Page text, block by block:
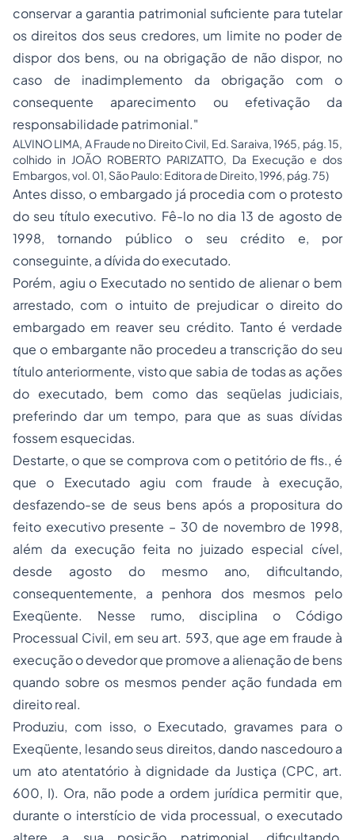
conservar a garantia patrimonial suficiente para tutelar
os direitos dos seus credores, um limite no poder de
dispor dos bens, ou na obrigação de não dispor, no
caso de inadimplemento da obrigação com o
consequente aparecimento ou efetivação da
responsabilidade patrimonial."
ALVINO LIMA, A Fraude no Direito Civil, Ed. Saraiva, 1965, pág. 15,
colhido in JOÃO ROBERTO PARIZATTO, Da Execução e dos
Embargos, vol. 01, São Paulo: Editora de Direito, 1996, pág. 75)
Antes disso, o embargado já procedia com o protesto
do seu título executivo. Fê-lo no dia 13 de agosto de
1998, tornando público o seu crédito e, por
conseguinte, a dívida do executado.
Porém, agiu o Executado no sentido de alienar o bem
arrestado, com o intuito de prejudicar o direito do
embargado em reaver seu crédito. Tanto é verdade
que o embargante não procedeu a transcrição do seu
título anteriormente, visto que sabia de todas as ações
do executado, bem como das seqüelas judiciais,
preferindo dar um tempo, para que as suas dívidas
fossem esquecidas.
Destarte, o que se comprova com o petitório de fls., é
que o Executado agiu com fraude à execução,
desfazendo-se de seus bens após a propositura do
feito executivo presente – 30 de novembro de 1998,
além da execução feita no juizado especial cível,
desde agosto do mesmo ano, dificultando,
consequentemente, a penhora dos mesmos pelo
Exeqüente. Nesse rumo, disciplina o Código
Processual Civil, em seu art. 593, que age em fraude à
execução o devedor que promove a alienação de bens
quando sobre os mesmos pender ação fundada em
direito real.
Produziu, com isso, o Executado, gravames para o
Exeqüente, lesando seus direitos, dando nascedouro a
um ato atentatório à dignidade da Justiça (CPC, art.
600, I). Ora, não pode a ordem jurídica permitir que,
durante o interstício de vida processual, o executado